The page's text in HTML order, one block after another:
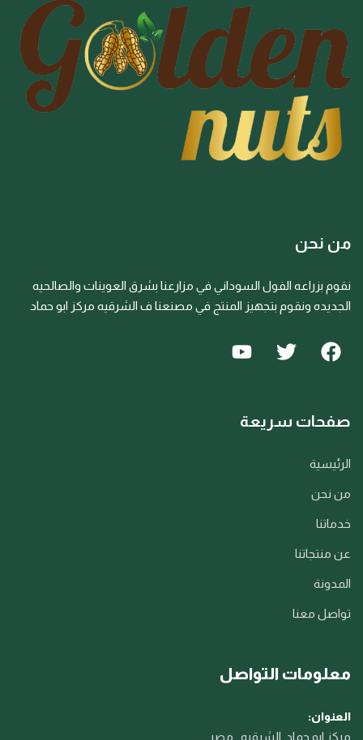
من نحن
نقوم بزراعه الفول السوداني في مزارعنا بشرق العوينات والصالحيه
الجديده ونقوم بتجهيز المنتج في مصنعنا ف الشرقيه مركز ابو حماد
صفحات سريعة
الرئيسية
من نحن
خدماتنا
عن منتجاتنا
المدونة
تواصل معنا
معلومات التواصل
العنوان:
مركز ابو حماد, الشرقيه , مصر